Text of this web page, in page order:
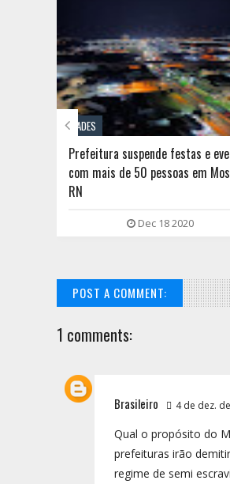
CIDADES
Prefeitura suspende festas e
com mais de 50 pessoas em
RN
Dec 18 2020

POST A COMMENT:
1 comments:
Brasileiro 4 de dez.
Qual o propósito do
prefeituras irão
regime de semi